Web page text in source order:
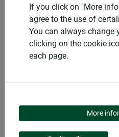
PRODUITS
TOILE DE
JUTE POUR
If you click on "More
agree to the use of
You can always change
clicking on the cookie
each page.
More